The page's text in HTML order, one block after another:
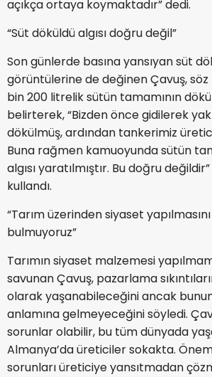
açıkça ortaya koymaktadır” dedi.
“Süt döküldü algısı doğru değil”
Son günlerde basına yansıyan süt
görüntülerine de değinen Çavuş,
bin 200 litrelik sütün tamamının
belirterek, “Bizden önce gidilerek
dökülmüş, ardından tankerimiz
Buna rağmen kamuoyunda sütün
algısı yaratılmıştır. Bu doğru
kullandı.
“Tarım üzerinden siyaset
bulmuyoruz”
Tarımın siyaset malzemesi
savunan Çavuş, pazarlama
olarak yaşanabileceğini ancak
anlamına gelmeyeceğini söyledi.
sorunlar olabilir, bu tüm dünyada
Almanya’da üreticiler sokakta.
sorunları üreticiye yansıtmadan